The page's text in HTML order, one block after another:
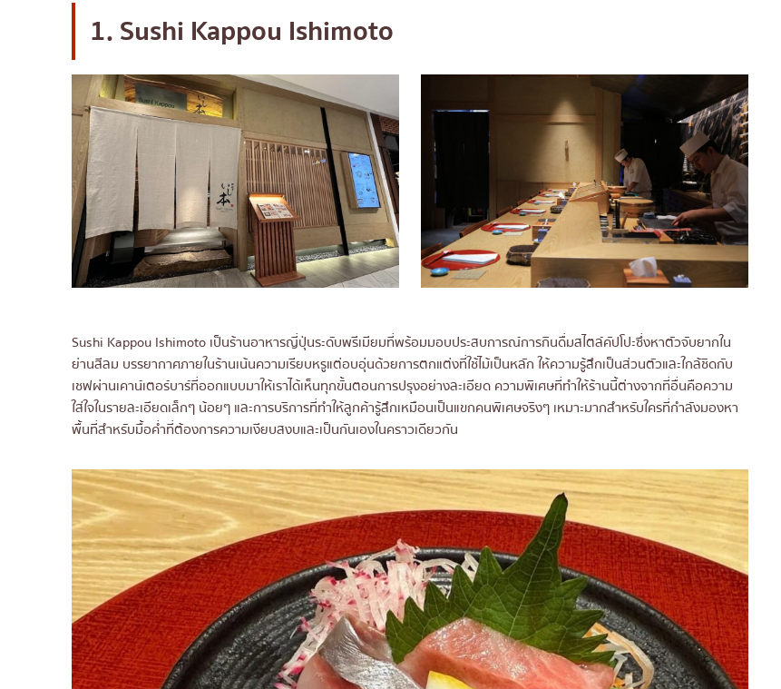
13. MAGURO
14. Omakase Don by Teppen
15. Hokkai-Don
16. Ebisu Sushi
17. Masu Maki & Sushi Bar
18. Aroi Sushi Japanese Restaurant
19. Kouen Sushi Bar
20. Yurijin Izakaya & Japanese Dining Ekkamai
21. Mekiki no Ginji
22. KAI by Nippontei
25. Uomura Thonglor
26. Sakana To Sakana
27. HOKKAIDO GENSHIYAKI
28. Kaizen Sushi Hibachi
29. Tanaka Suisan
30. Tensui
1. Sushi Kappou Ishimoto
Sushi Kappou Ishimoto เป็นร้านอาหารญี่ปุ่นระดับพรีเมียมที่พร้อมมอบประสบการณ์การกินดื่มสไตล์คัปโปะซึ่งหาตัวจับยากใน
ย่านสีลม บรรยากาศภายในร้านเน้นความเรียบหรูแต่อบอุ่นด้วยการตกแต่งที่ใช้ไม้เป็นหลัก ให้ความรู้สึกเป็นส่วนตัวและใกล้ชิดกับ
เชฟผ่านเคาน์เตอร์บาร์ที่ออกแบบมาให้เราได้เห็นทุกขั้นตอนการปรุงอย่างละเอียด ความพิเศษที่ทำให้ร้านนี้ต่างจากที่อื่นคือความ
ใส่ใจในรายละเอียดเล็กๆ น้อยๆ และการบริการที่ทำให้ลูกค้ารู้สึกเหมือนเป็นแขกคนพิเศษจริงๆ เหมาะมากสำหรับใครที่กำลังมองหา
พื้นที่สำหรับมื้อค่ำที่ต้องการความเงียบสงบและเป็นกันเองในคราวเดียวกัน